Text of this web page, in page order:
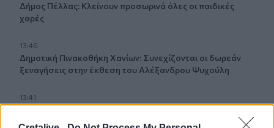
Δήμος Πέλλας: Κλείνουν προσωρινά όλες οι παιδικές
χαρές
13:46
Δημοτική Πινακοθήκη Χανίων: Συνεχίζονται οι δωρεάν
ξεναγήσεις στην έκθεση του Αλέξανδρου Ψυχούλη
13:41
μεταναστών